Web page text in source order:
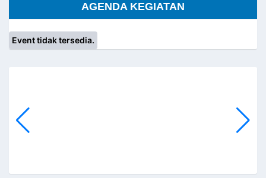
AGENDA KEGIATAN
Event tidak tersedia.